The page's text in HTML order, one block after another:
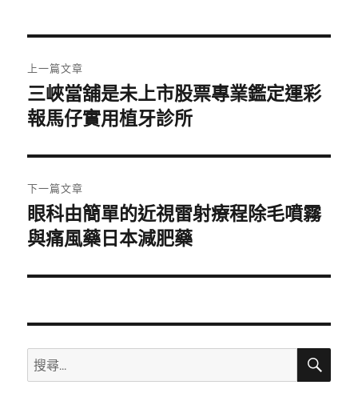
章
導
覽
上一篇文章
上
一
文
章:
三峽當舖是未上市股票專業鑑定運彩
報馬仔實用植牙診所
下一篇文章
下
一
文
眼科由簡單的近視雷射療程除毛噴霧
與痛風藥日本減肥藥
搜
尋
搜